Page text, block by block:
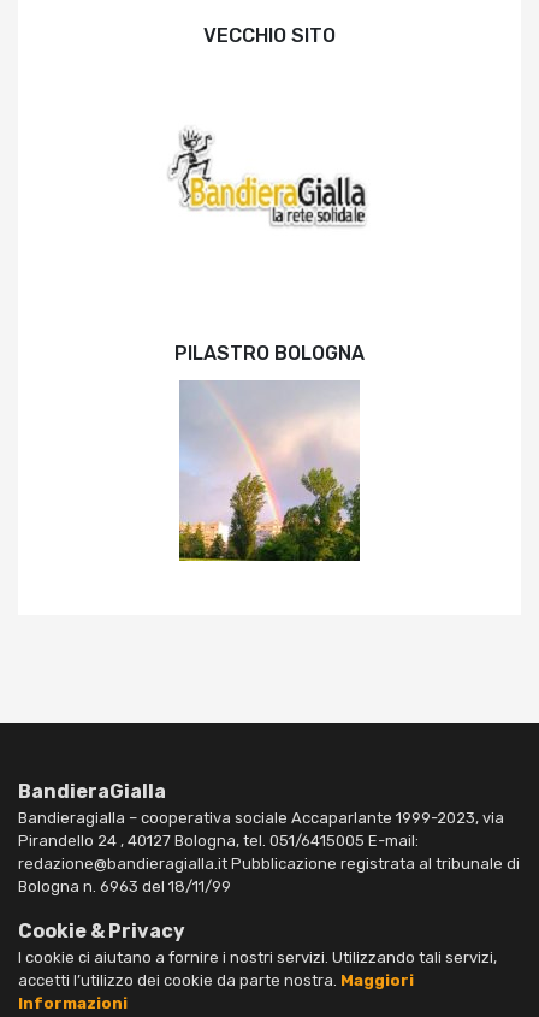
VECCHIO SITO
PILASTRO BOLOGNA
BandieraGialla
Bandieragialla – cooperativa sociale Accaparlante 1999-2023, via
Pirandello 24 , 40127 Bologna, tel. 051/6415005 E-mail:
redazione@bandieragialla.it Pubblicazione registrata al tribunale di
Bologna n. 6963 del 18/11/99
Cookie & Privacy
I cookie ci aiutano a fornire i nostri servizi. Utilizzando tali servizi,
accetti l’utilizzo dei cookie da parte nostra. Maggiori
Informazioni